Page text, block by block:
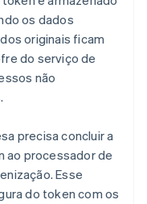
os dados
originais ficam
do serviço de
não
precisa concluir a
ao processador de
Esse
do token com os